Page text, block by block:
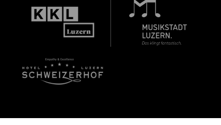
Sharing darauf aufmerksam.
Jahrgang 1997 oder älter
Geburtsdatum: